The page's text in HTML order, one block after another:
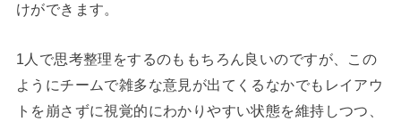
けができます。
1人で思考整理をするのももちろん良いのですが、この
ようにチームで雑多な意見が出てくるなかでもレイアウ
トを崩さずに視覚的にわかりやすい状態を維持しつつ、